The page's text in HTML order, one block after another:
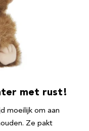
met rust!
moeilijk om aan
Ze pakt